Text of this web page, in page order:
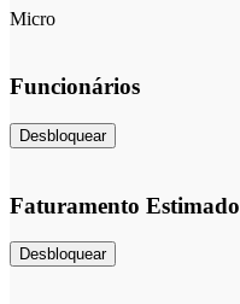
Micro
Funcionários
Desbloquear
Faturamento Estimado
Desbloquear